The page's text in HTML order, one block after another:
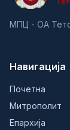
МПЦ - ОА
Навигација
Почетна
Митрополит
Епархија